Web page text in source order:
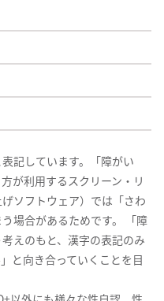
記しています。「障がい
が利用するスクリーン・リ
ソフトウェア）では「さわ
場合があるためです。 「障
えのもと、漢字の表記のみ
と向き合っていくことを目